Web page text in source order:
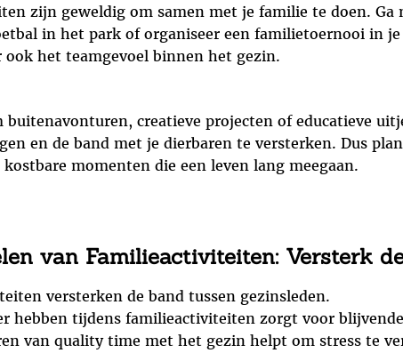
zijn geweldig om samen met je familie te doen.
in het park of organiseer een familietoernooi in
ook het teamgevoel binnen het gezin.
buitenavonturen, creatieve projecten of educatieve
en de band met je dierbaren te versterken. Dus
momenten die een leven lang meegaan.
van Familieactiviteiten: Versterk
versterken de band tussen gezinsleden.
hebben tijdens familieactiviteiten zorgt voor
van quality time met het gezin helpt om stress te